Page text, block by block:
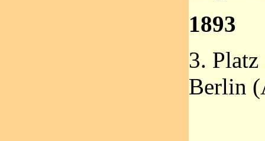
1893
3.
Berlin